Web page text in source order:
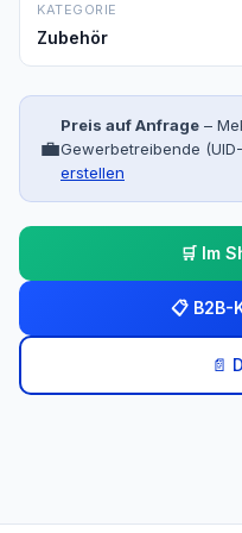
KATEGORIE
Zubehör
💼
Preis auf Anfrage –
Gewerbetreibende
erstellen
🛒 Im
📋 B2B-
📄